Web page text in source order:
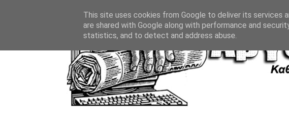
This site uses cookies from Google to deliver its services
are shared with Google along with performance and
statistics, and to detect and address abuse.